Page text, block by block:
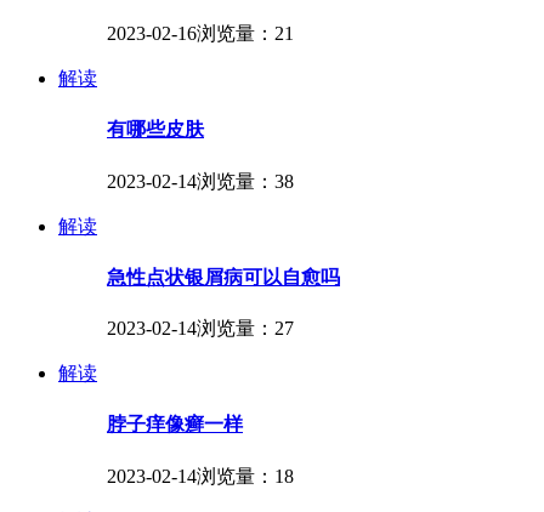
2023-02-16浏览量：21
解读
有哪些皮肤
2023-02-14浏览量：38
解读
急性点状银屑病可以自愈吗
2023-02-14浏览量：27
解读
脖子痒像癣一样
2023-02-14浏览量：18